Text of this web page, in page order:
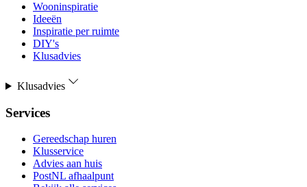
Wooninspiratie
Ideeën
Inspiratie per ruimte
DIY's
Klusadvies
Klusadvies
Services
Gereedschap huren
Klusservice
Advies aan huis
PostNL afhaalpunt